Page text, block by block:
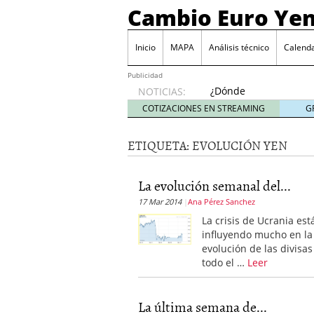
Cambio Euro
Inicio MAPA Análisis técnico
Publicidad
NOTICIAS:
¿Dónde
invertir
en
octubre
31, 2024
¿Cuál es el salario
El declive continuado
septiembre 26, 2023
El enigma del aceite de
extranjero? septiembre
COTIZACIONES EN STREAMING
ETIQUETA: EVOLUCIÓN YEN
La evolución semanal del...
17 Mar 2014 Ana Pérez Sanchez
La crisis de Ucrania
influyendo mucho en la
evolución de las
todo el … Leer
La última semana de...